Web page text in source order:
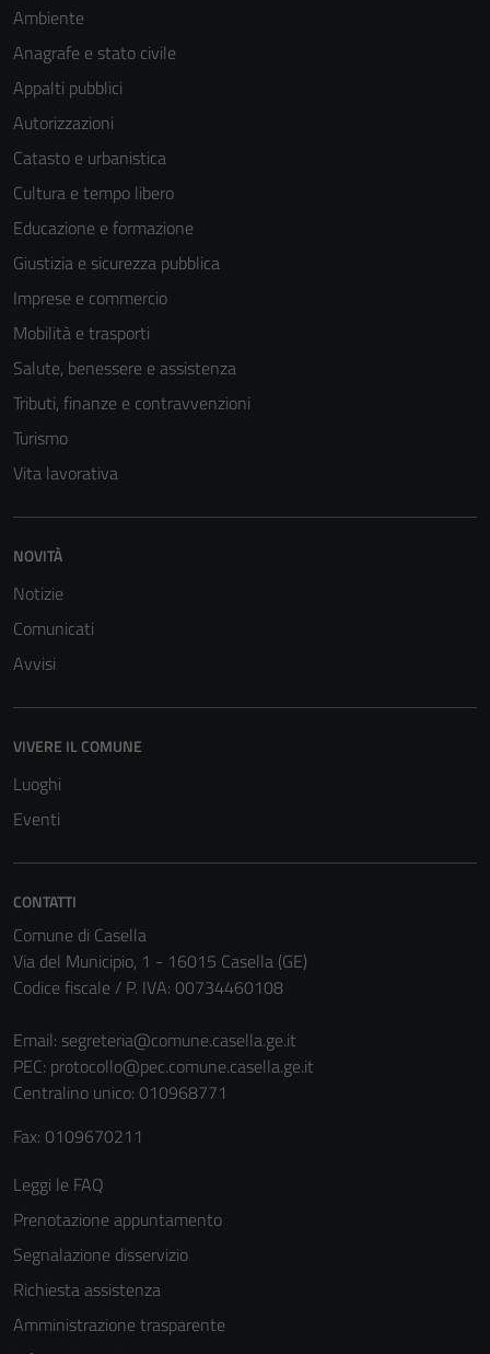
Ambiente
Anagrafe e stato civile
Appalti pubblici
Autorizzazioni
Catasto e urbanistica
Cultura e tempo libero
Educazione e formazione
Giustizia e sicurezza pubblica
Imprese e commercio
Mobilità e trasporti
Salute, benessere e assistenza
Tributi, finanze e contravvenzioni
Turismo
Vita lavorativa
NOVITÀ
Notizie
Comunicati
Avvisi
VIVERE IL COMUNE
Luoghi
Eventi
CONTATTI
Comune di Casella
Via del Municipio, 1 - 16015 Casella (GE)
Codice fiscale / P. IVA: 00734460108
Email: segreteria@comune.casella.ge.it
PEC: protocollo@pec.comune.casella.ge.it
Centralino unico: 010968771
Fax: 0109670211
Leggi le FAQ
Prenotazione appuntamento
Segnalazione disservizio
Richiesta assistenza
Amministrazione trasparente